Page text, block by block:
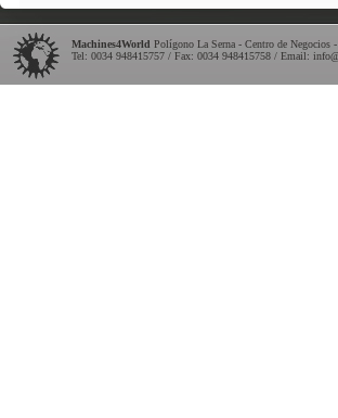
Machines4World Polígono La Serna - Centro de Negocios
Tel: 0034 948415757 / Fax: 0034 948415758 / Email: